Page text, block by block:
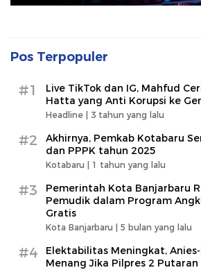
Pos Terpopuler
#1
Live TikTok dan IG, Mahfud
Hatta yang Anti Korupsi ke
Headline | 3 tahun yang lalu
#2
Akhirnya, Pemkab Kotabaru
dan PPPK tahun 2025
Kotabaru | 1 tahun yang lalu
#3
Pemerintah Kota Banjarbaru
Pemudik dalam Program
Gratis
Kota Banjarbaru | 5 bulan yang lalu
#4
Elektabilitas Meningkat,
Menang Jika Pilpres 2 Putaran